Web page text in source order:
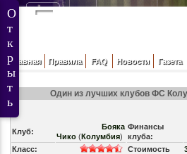
Главная Правила FAQ Новости Газета
Один из лучших клубов ФС
Клуб:
Бояка
Чико(Колумбия)
Класс:
Финансы
клуба:
Стоимость